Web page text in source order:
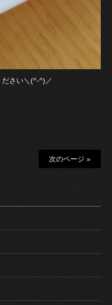
さい＼(^-^)／
次のページ »